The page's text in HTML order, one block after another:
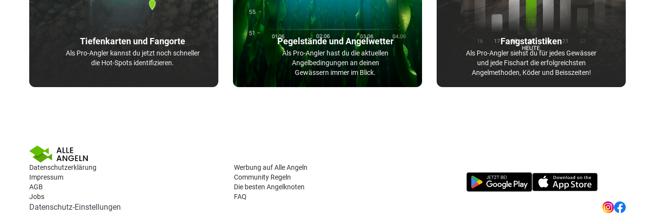
Tiefenkarten und Fangorte
Als Pro-Angler kannst du jetzt noch schneller
die Hot-Spots identifizieren.
Pegelstände und Angelwetter
Als Pro-Angler hast du die aktuellen
Angelbedingungen an deinen
Gewässern immer im Blick.
Fangstatistiken
Als Pro-Angler siehst du für jedes Gewässer
und jede Fischart die erfolgreichsten
Angelmethoden, Köder und Beisszeiten!
Datenschutzerklärung
Impressum
AGB
Jobs
Werbung auf Alle Angeln
Community Regeln
Die besten Angelknoten
FAQ
Datenschutz-Einstellungen